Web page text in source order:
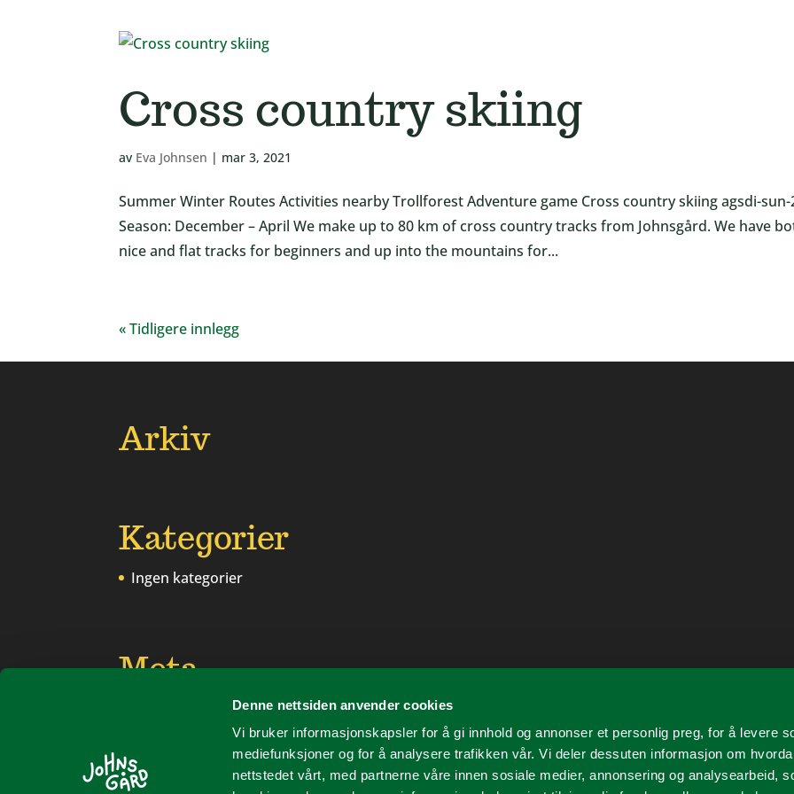
Denne nettsiden anvender cookies
Vi bruker informasjonskapsler for å gi innhold og annonser et personlig preg, for å levere
mediefunksjoner og for å analysere trafikken vår. Vi deler dessuten informasjon om
nettstedet vårt, med partnerne våre innen sosiale medier, annonsering og analysearbeid,
Cross country skiing
av Eva Johnsen | mar 3, 2021
Summer Winter Routes Activities nearby Trollforest Adventure game Cross country skiing agsdi-sun-
Season: December – April We make up to 80 km of cross country tracks from Johnsgård. We have
nice and flat tracks for beginners and up into the mountains for...
« Tidligere innlegg
Arkiv
Kategorier
Ingen kategorier
Meta
Kommentarstrøm